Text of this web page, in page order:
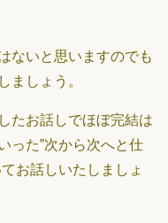
ないと思いますのでも
ましょう。
たお話しでほぼ完結は
った”次から次へと仕
お話しいたしましょ